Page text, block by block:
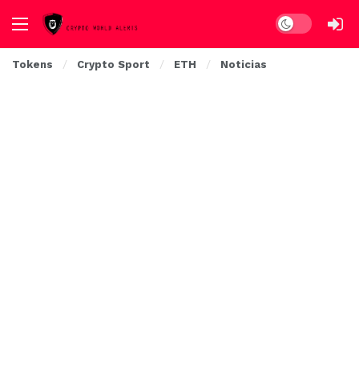
Dark mode
Tokens Crypto Sport ETH Noticias